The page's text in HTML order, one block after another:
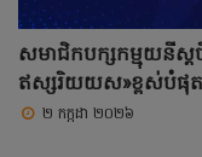
សមាជិកបក្សកម្មុយនីស្ត
ឥស្សរិយយស»ខ្ពស់បំ
២ កក្កដា ២០២៦